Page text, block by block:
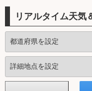
リアルタイム天気